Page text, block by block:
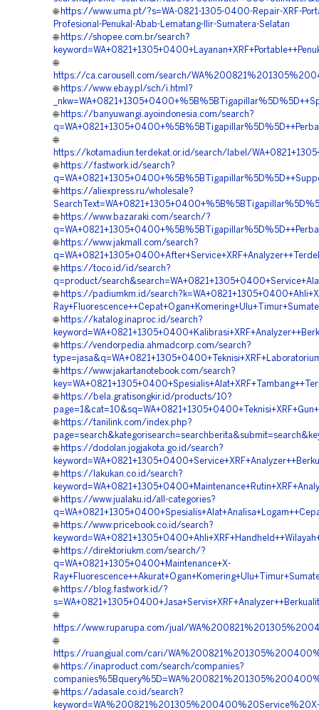
🌐 https://www.uma.pt/?s=WA-0821-1305-0400-Repair-XRF-
Profesional-Penukal-Abab-Lematang-Ilir-Sumatera-Selatan
🌐 https://shopee.com.br/search?
🌐
https://ca.carousell.com/search/
🌐 https://www.ebay.pl/sch/i.html?
🌐 https://banyuwangi.ayoindonesia.com/search?
🌐
https://kotamadiun.terdekat.or.id/search/label/
🌐 https://fastwork.id/search?
🌐 https://aliexpress.ru/wholesale?
🌐 https://www.bazaraki.com/search/?
🌐 https://www.jakmall.com/search?
🌐 https://toco.id/id/search?
q=product/
🌐 https://padiumkm.id/
🌐 https://katalog.inaproc.id/search?
🌐 https://vendorpedia.ahmadcorp.com/search?
🌐 https://www.jakartanotebook.com/search?
🌐 https://bela.gratisongkir.id/products/10?
🌐 https://tanilink.com/index.php?
🌐 https://dodolan.jogjakota.go.id/search?
🌐 https://lakukan.co.id/search?
🌐 https://www.jualaku.id/all-categories?
🌐 https://www.pricebook.co.id/search?
🌐 https://direktoriukm.com/search/?
q=WA+0821+1305+0400+Maintenance+X-
🌐 https://blog.fastwork.id/?
🌐
https://www.ruparupa.com/jual/
🌐
https://ruangjual.com/cari/
🌐 https://inaproduct.com/search/companies?
🌐 https://adasale.co.id/search?
keyword=WA%200821%201305%200400%20Service%20X-